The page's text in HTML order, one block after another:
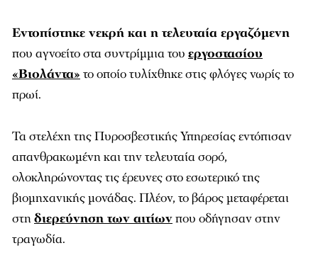
Εντοπίστηκε νεκρή και η τελευταία εργαζόμενη
που αγνοείτο στα συντρίμμια του εργοστασίου
«Βιολάντα» το οποίο τυλίχθηκε στις φλόγες νωρίς το
πρωί.
Τα στελέχη της Πυροσβεστικής Υπηρεσίας εντόπισαν
απανθρακωμένη και την τελευταία σορό,
ολοκληρώνοντας τις έρευνες στο εσωτερικό της
βιομηχανικής μονάδας. Πλέον, το βάρος μεταφέρεται
στηδιερεύνηση των αιτίωνπου οδήγησαν στην
τραγωδία.